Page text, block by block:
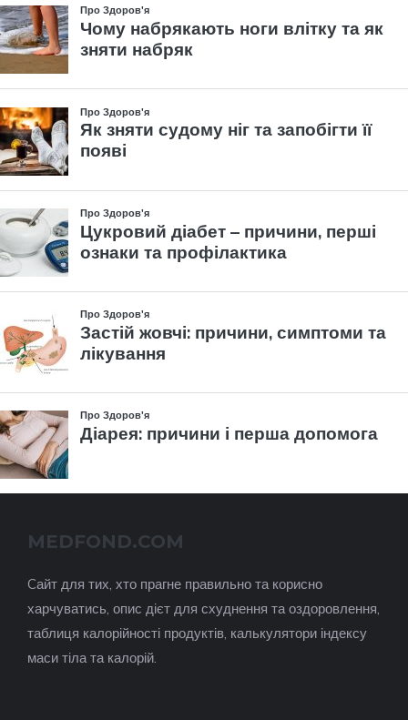
MEDFOND.COM
Cайт для тих, хто прагне правильно та корисно
харчуватись, опис дієт для схуднення та оздоровлення,
таблиця калорійності продуктів, калькулятори індексу
маси тіла та калорій.